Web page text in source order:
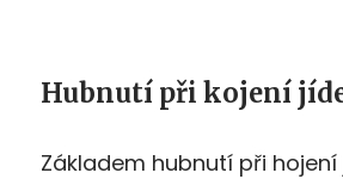
Hubnutí při kojení
Základem hubnutí při